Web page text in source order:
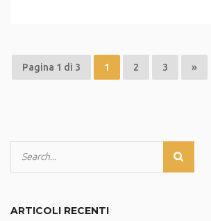
Pagina 1 di 3 1 2 3 »
ARTICOLI RECENTI